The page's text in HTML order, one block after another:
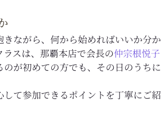
きながら、何から始めればいいか分か
スは、那覇本店で会長の仲宗根悦子
が初めての方でも、その日のうちに
て参加できるポイントを丁寧にご紹